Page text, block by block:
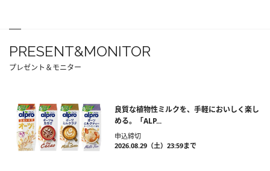
PRESENT&MONITOR
プレゼント＆モニター
良質な植物性ミルクを、手軽においしく楽し
める。「ALP...
申込締切
2026.08.29（土）23:59まで